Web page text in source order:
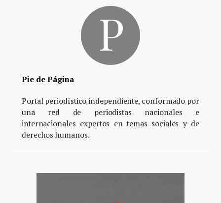
Pie de Página
Portal periodístico independiente, conformado por
una red de periodistas nacionales e
internacionales expertos en temas sociales y de
derechos humanos.